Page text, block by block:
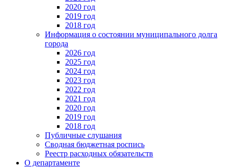
2020 год
2019 год
2018 год
Информация о состоянии муниципального долга
города
2026 год
2025 год
2024 год
2023 год
2022 год
2021 год
2020 год
2019 год
2018 год
Публичные слушания
Сводная бюджетная роспись
Реестр расходных обязательств
О департаменте